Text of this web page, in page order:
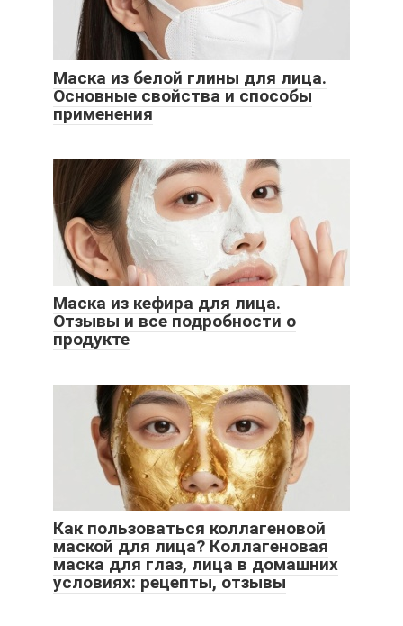
Маска из белой глины для лица.
Основные свойства и способы
применения
Маска из кефира для лица.
Отзывы и все подробности о
продукте
Как пользоваться коллагеновой
маской для лица? Коллагеновая
маска для глаз, лица в домашних
условиях: рецепты, отзывы